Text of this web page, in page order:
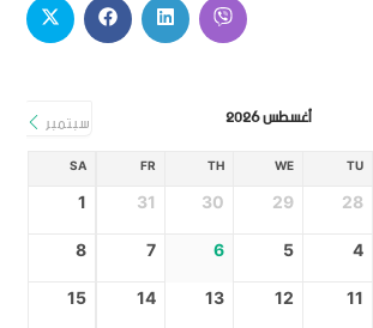
أغسطس 2026 سبتمبر
TU
WE
TH
FR
SA
28
29
30
31
1
4
5
6
7
8
11
12
13
14
15